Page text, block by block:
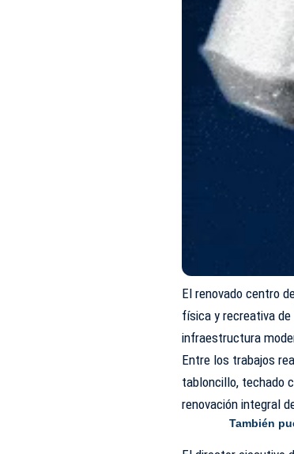
El renovado centro
física y recreativa
infraestructura
Entre los trabajos
tabloncillo, techado
renovación integral
También